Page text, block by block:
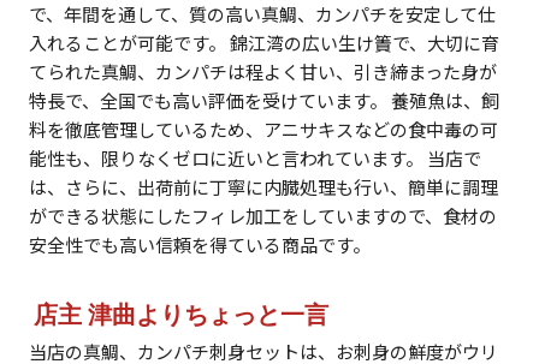
で、年間を通して、質の高い真鯛、カンパチを安定して仕
入れることが可能です。 錦江湾の広い生け簀で、大切に育
てられた真鯛、カンパチは程よく甘い、引き締まった身が
特長で、全国でも高い評価を受けています。 養殖魚は、飼
料を徹底管理しているため、アニサキスなどの食中毒の可
能性も、限りなくゼロに近いと言われています。 当店で
は、さらに、出荷前に丁寧に内臓処理も行い、簡単に調理
ができる状態にしたフィレ加工をしていますので、食材の
安全性でも高い信頼を得ている商品です。
店主 津曲よりちょっと一言
当店の真鯛、カンパチ刺身セットは、お刺身の鮮度がウリ